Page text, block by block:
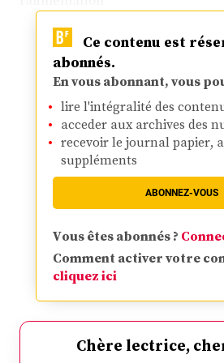
Ce contenu est
abonnés.
En vous abonnant, vous
lire l'intégralité des
acceder aux archives des
recevoir le journal papier,
suppléments
ABONNEZ-VOUS
Vous êtes abonnés ?
Comment activer votre
cliquez ici
Chère lectrice,